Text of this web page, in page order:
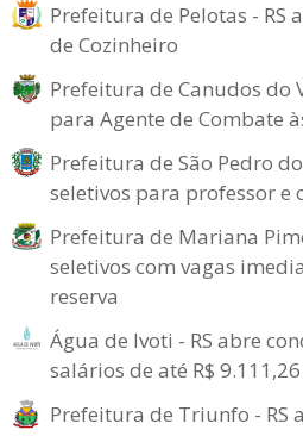
Prefeitura de Pelotas - RS
de Cozinheiro
Prefeitura de Canudos do
para Agente de Combate
Prefeitura de São Pedro
seletivos para professor e
Prefeitura de Mariana
seletivos com vagas
reserva
Água de Ivoti - RS abre
salários de até R$ 9.111,26
Prefeitura de Triunfo - RS